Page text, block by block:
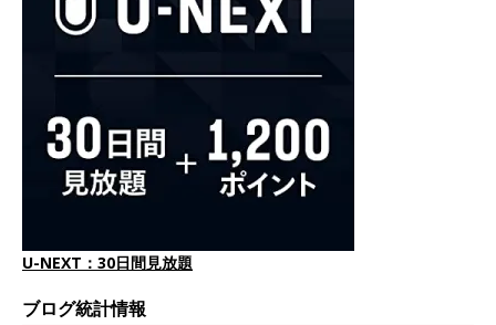
U-NEXT：30日間見放題
ブログ統計情報